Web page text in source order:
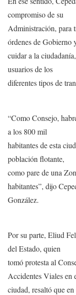
compromiso de su
Administración, para
órdenes de Gobierno
cuidar a la
usuarios de los
diferentes tipos de
“Como Consejo,
a los 800 mil
habitantes de esta
población flotante,
como pare de una
habitantes”, dijo
González.
Por su parte, Eliud
del Estado, quien
tomó protesta al
Accidentes Viales en
ciudad, resaltó que